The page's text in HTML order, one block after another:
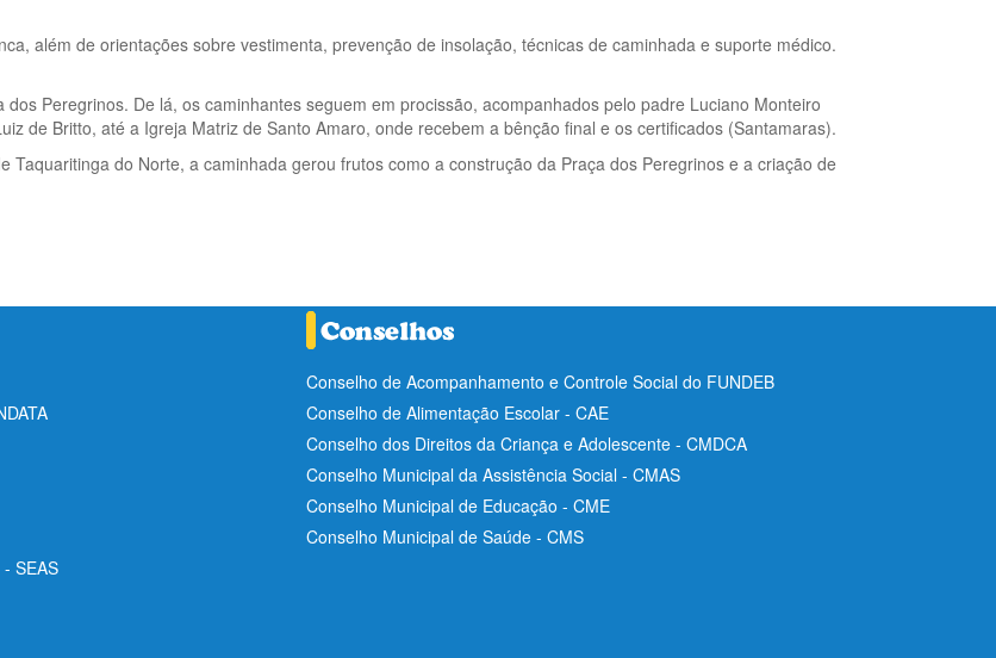
além de orientações sobre vestimenta, prevenção de insolação, técnicas de caminhada e suporte médico.
Peregrinos. De lá, os caminhantes seguem em procissão, acompanhados pelo padre Luciano Monteiro
de Britto, até a Igreja Matriz de Santo Amaro, onde recebem a bênção final e os certificados (Santamaras).
Taquaritinga do Norte, a caminhada gerou frutos como a construção da Praça dos Peregrinos e a criação de
SEAS
Conselho de Acompanhamento e Controle Social do FUNDEB
Conselho de Alimentação Escolar - CAE
Conselho dos Direitos da Criança e Adolescente - CMDCA
Conselho Municipal da Assistência Social - CMAS
Conselho Municipal de Educação - CME
Conselho Municipal de Saúde - CMS